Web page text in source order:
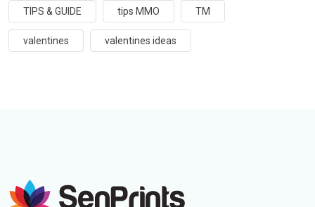
TIPS & GUIDE tips MMO TM
valentines valentines ideas